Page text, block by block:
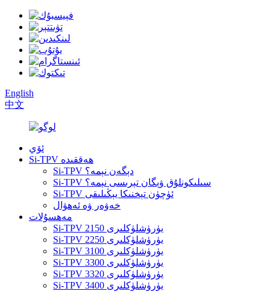
English
中文
ئۆي
Si-TPV ھەققىدە
Si-TPV دېگەن نېمە؟
Si-TPV سىلىكونلۇق ۋېگان تېرىسى نېمە؟
Si-TPV ئۈچۈن تېخنىكا يېڭىلىقى
خەۋەر ۋە ئەھۋال
مەھسۇلات
Si-TPV 2150 يۈرۈشلۈكلىرى
Si-TPV 2250 يۈرۈشلۈكلىرى
Si-TPV 3100 يۈرۈشلۈكلىرى
Si-TPV 3300 يۈرۈشلۈكلىرى
Si-TPV 3320 يۈرۈشلۈكلىرى
Si-TPV 3400 يۈرۈشلۈكلىرى